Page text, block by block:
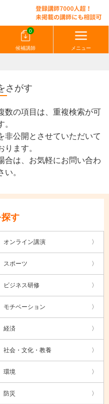
0
候補講師 メニュー
さがす
の項目は、重複検索が可
。
非公開とさせていただいて
ります。
合は、お気軽にお問い合わ
い。
す
オンライン講演
スポーツ
ビジネス研修
モチベーション
経済
社会・文化・教養
環境
防災